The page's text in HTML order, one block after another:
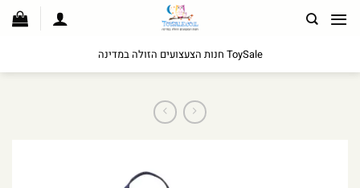
לתוכן
ToySale חנות הצעצועים הזולה במדינה